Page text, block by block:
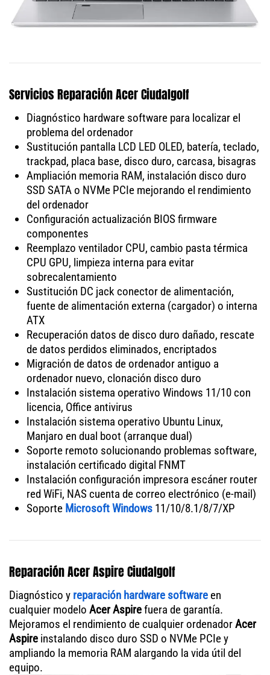
Servicios Reparación Acer Ciudalgolf
Diagnóstico hardware software para localizar el
problema del ordenador
Sustitución pantalla LCD LED OLED, batería, teclado,
trackpad, placa base, disco duro, carcasa, bisagras
Ampliación memoria RAM, instalación disco duro
SSD SATA o NVMe PCIe mejorando el rendimiento
del ordenador
Configuración actualización BIOS firmware
componentes
Reemplazo ventilador CPU, cambio pasta térmica
CPU GPU, limpieza interna para evitar
sobrecalentamiento
Sustitución DC jack conector de alimentación,
fuente de alimentación externa (cargador) o interna
ATX
Recuperación datos de disco duro dañado, rescate
de datos perdidos eliminados, encriptados
Migración de datos de ordenador antiguo a
ordenador nuevo, clonación disco duro
Instalación sistema operativo Windows 11/10 con
licencia, Office antivirus
Instalación sistema operativo Ubuntu Linux,
Manjaro en dual boot (arranque dual)
Soporte remoto solucionando problemas software,
instalación certificado digital FNMT
Instalación configuración impresora escáner router
red WiFi, NAS cuenta de correo electrónico (e-mail)
Soporte Microsoft Windows11/10/8.1/8/7/XP
Reparación Acer Aspire Ciudalgolf
Diagnóstico y reparación hardware software en
cualquier modelo Acer Aspirefuera de garantía.
Mejoramos el rendimiento de cualquier ordenadorAcer
Aspire instalando disco duro SSD o NVMe PCIe y
ampliando la memoria RAM alargando la vida útil del
equipo.